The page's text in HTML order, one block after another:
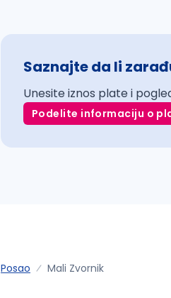
Saznajte da li
Unesite iznos plate i
Podelite informaciju o
Posao Mali Zvornik